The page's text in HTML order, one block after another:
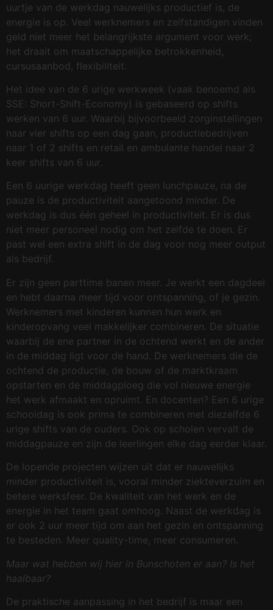
uurtje van de werkdag nauwelijks productief is, de
energie is op. Veel werknemers en zelfstandigen vinden
geld niet meer het belangrijkste argument voor werk;
het draait om maatschappelijke betrokkenheid,
cursusaanbod, flexibiliteit.
Het idee van de 6 urige werkweek (vaak benoemd als
SSE: Short-Shift-Economy) is gebaseerd op shifts
werken van 6 uur. Waarbij bijvoorbeeld zorginstellingen
naar vier shifts op een dag gaan, productiebedrijven
naar 1 of 2 shifts en retail en ambulante handel naar 2
keer shifts van 6 uur.
Een 6 uurige werkdag heeft geen lunchpauze, na de
pauze is de productiviteit aangetoond minder. De
werkdag is dus één geheel in productiviteit. Er is dus
niet meer personeel nodig om het zelfde te doen. Er
past wel een extra shift in de dag voor nog meer output
als bedrijf.
Er zijn geen parttime banen meer. Je werkt een dagdeel
en hebt daarna meer tijd voor ontspanning, of je gezin.
Werknemers met kinderen kunnen hun werk en
kinderopvang veel makkelijker combineren. De situatie
waarbij de ene partner in de ochtend werkt en de ander
in de middag ligt voor de hand. De werknemers die de
ochtend de productie, de bouw of de marktkraam
opstarten en de middagploeg die vol nieuwe energie
het werk afmaakt en opruimt. En docenten? Een 6 urige
schooldag is ook prima te combineren met diezelfde 6
urige shifts van de ouders. Ook op scholen vervalt de
middagpauze en zijn de leerlingen elke dag eerder klaar.
De lopende projecten wijzen uit dat er nauwelijks
minder productiviteit is, vooral minder ziekteverzuim en
betere werksfeer. De kwaliteit van het werk en de
energie in het team gaat omhoog. Naast de werkdag is
er ook 2 uur meer tijd om aan het gezin en ontspanning
te besteden. Meer quality-time, meer consumeren.
Maar wat hebben wij hier in Bunschoten er aan? Is het
haalbaar?
De praktische aanpassing in het bedrijf is maar een